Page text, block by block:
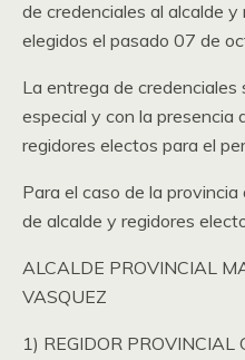
de credenciales al alcalde
elegidos el pasado 07 de
La entrega de credenciales
especial y con la presencia
regidores electos para el
Para el caso de la
de alcalde y regidores
ALCALDE PROVINCIAL
VASQUEZ
1) REGIDOR PROVINCIAL